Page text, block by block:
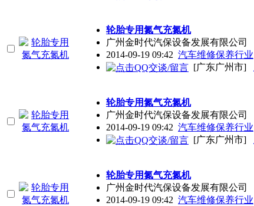
轮胎专用氮气充氮机
广州金时代汽保设备发展有限公司
2014-09-19 09:42 汽车维修保养行业
[广东广州市]
轮胎专用氮气充氮机
广州金时代汽保设备发展有限公司
2014-09-19 09:42 汽车维修保养行业
[广东广州市]
轮胎专用氮气充氮机
广州金时代汽保设备发展有限公司
2014-09-19 09:42 汽车维修保养行业